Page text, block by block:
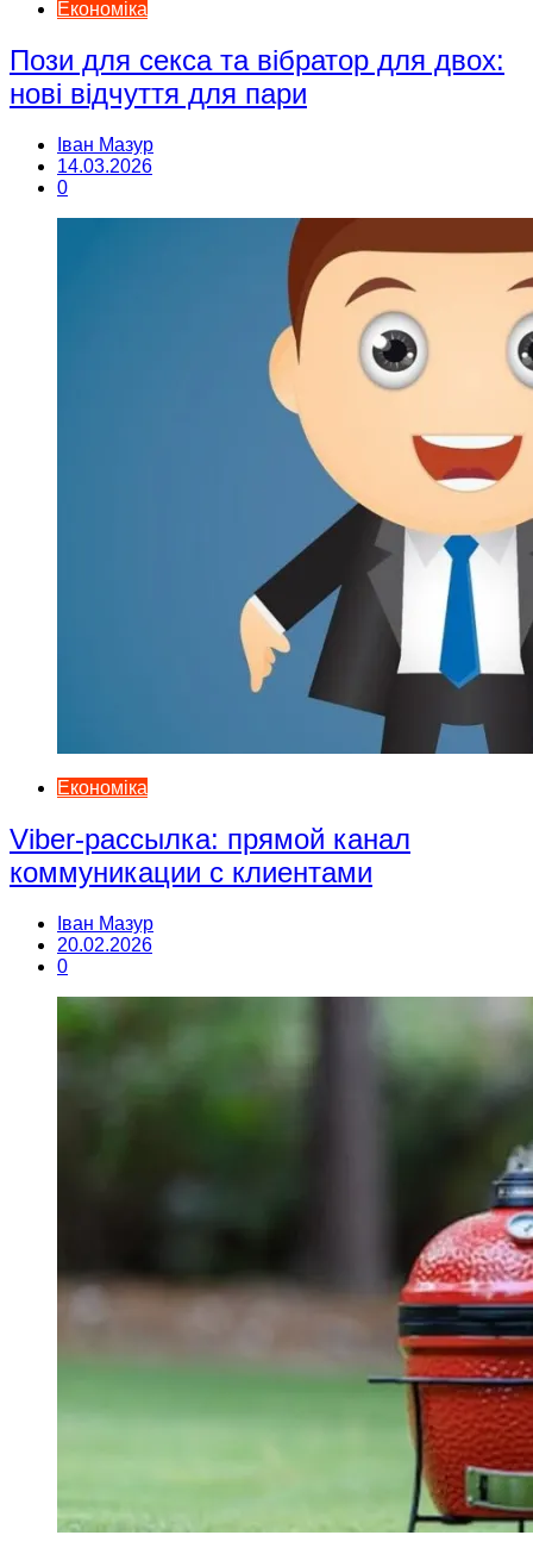
Економіка
Пози для секса та вібратор для двох:
нові відчуття для пари
Іван Мазур
14.03.2026
0
Економіка
Viber-рассылка: прямой канал
коммуникации с клиентами
Іван Мазур
20.02.2026
0